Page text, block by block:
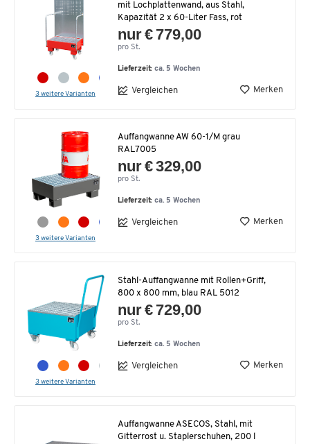
3 weitere Varianten
mit Lochplattenwand, aus Stahl,
Kapazität 2 x 60-Liter Fass, rot
nur € 779,00
pro St.
Lieferzeit:ca. 5 Wochen
Vergleichen Merken
3 weitere Varianten
Auffangwanne AW 60-1/M grau
RAL7005
nur € 329,00
pro St.
Lieferzeit:ca. 5 Wochen
Vergleichen Merken
3 weitere Varianten
Stahl-Auffangwanne mit Rollen+Griff,
800 x 800 mm, blau RAL 5012
nur € 729,00
pro St.
Lieferzeit:ca. 5 Wochen
Vergleichen Merken
Auffangwanne ASECOS, Stahl, mit
Gitterrost u. Staplerschuhen, 200 l